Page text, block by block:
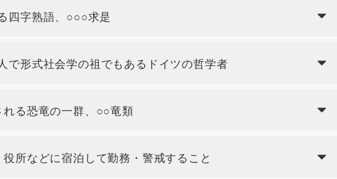
四字熟語、○○○求是
形式社会学の祖でもあるドイツの哲学者
る恐竜の一群、○○竜類
所などに宿泊して勤務・警戒すること